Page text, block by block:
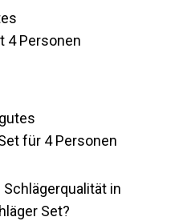
Personen
für 4 Personen
Set?